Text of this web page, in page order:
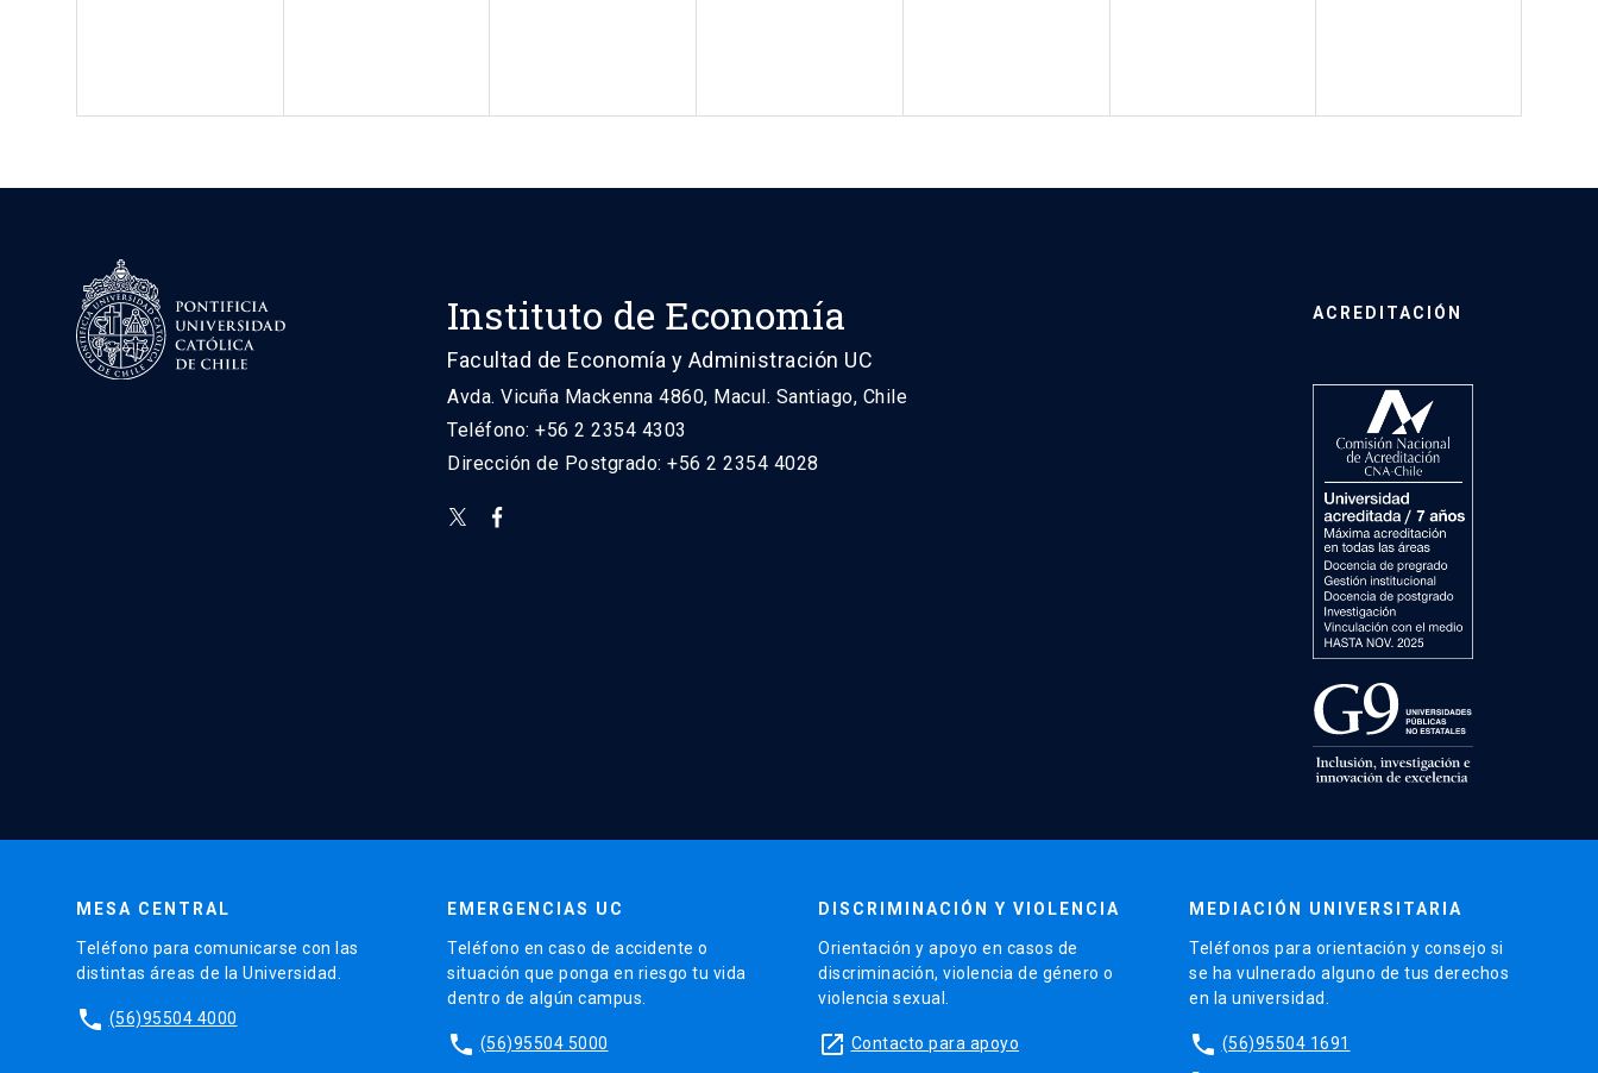
Instituto de Economía
Facultad de Economía y Administración UC
Avda. Vicuña Mackenna 4860, Macul. Santiago, Chile
Teléfono: +56 2 2354 4303
Dirección de Postgrado: +56 2 2354 4028
ACREDITACIÓN
MESA CENTRAL
Teléfono para comunicarse con las
distintas áreas de la Universidad.
phone (56)95504 4000
EMERGENCIAS UC
Teléfono en caso de accidente o
situación que ponga en riesgo tu vida
dentro de algún campus.
phone (56)95504 5000
DISCRIMINACIÓN Y VIOLENCIA
Orientación y apoyo en casos de
discriminación, violencia de género o
violencia sexual.
launch Contacto para apoyo
MEDIACIÓN UNIVERSITARIA
Teléfonos para orientación y consejo si
se ha vulnerado alguno de tus derechos
en la universidad.
phone (56)95504 1691